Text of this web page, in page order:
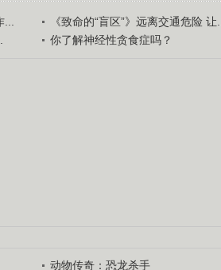
《致命的“盲区”》远离交通危险 让...
你了解神经性贪食症吗？
动物传奇：恐龙杀手